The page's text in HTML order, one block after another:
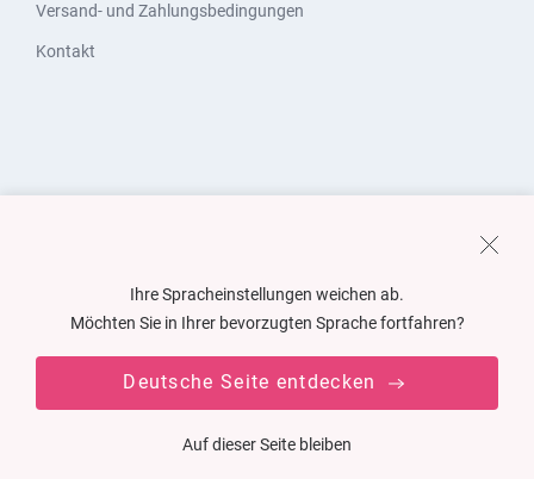
Versand- und Zahlungsbedingungen
Kontakt
Ihre Spracheinstellungen weichen ab.
Möchten Sie in Ihrer bevorzugten Sprache fortfahren?
Deutsche Seite entdecken
Auf dieser Seite bleiben